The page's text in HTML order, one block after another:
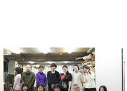
受講申込み